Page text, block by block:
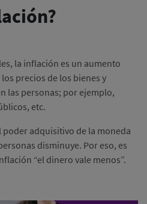
la inflación es un aumento
precios de los bienes y
las personas; por ejemplo,
etc.
poder adquisitivo de la moneda
disminuye. Por eso, es
“el dinero vale menos”.